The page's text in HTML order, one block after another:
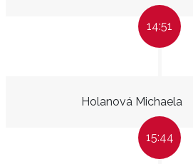
14:51
Holanová Michaela
15:44